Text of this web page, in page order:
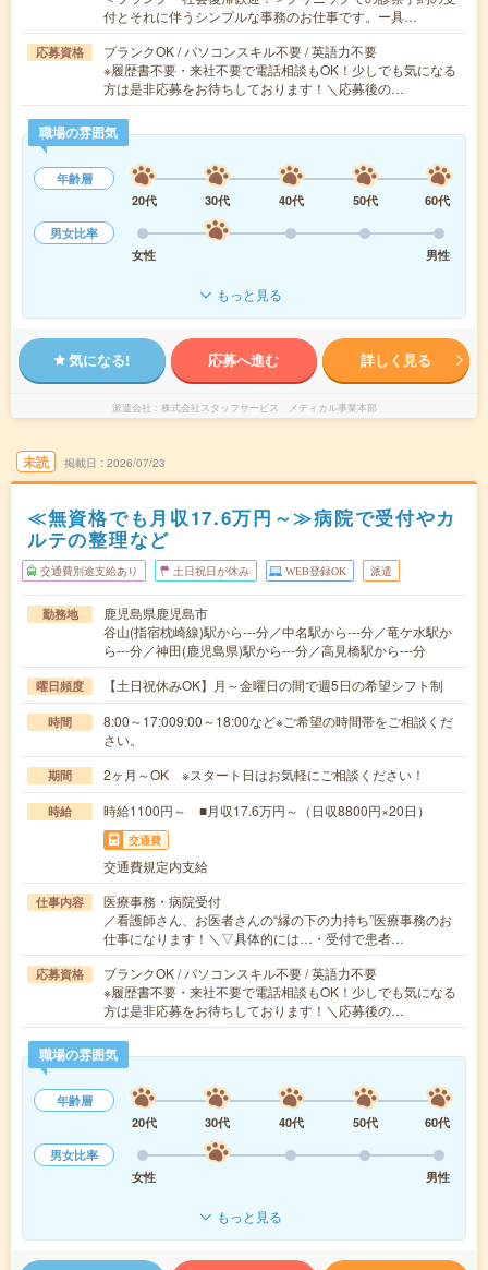
付とそれに伴うシンプルな事務のお仕事です。ー具…
応募資格
ブランクOK / パソコンスキル不要 / 英語力不要
※履歴書不要・来社不要で電話相談もOK！少しでも気になる
方は是非応募をお待ちしております！＼応募後の…
職場の雰囲気
年齢層
20代
30代 40代 50代
60代
男女比率
女性
男性
もっと見る
気になる! 応募へ進む 詳しく見る
派遣会社 株式会社スタッフサービス メディカル事業本部
未読 掲載日 2026/07/23
≪無資格でも月収17.6万円～≫病院で受付やカ
ルテの整理など
交通費別途支給あり 土日祝日が休み WEB登録OK 派遣
勤務地
鹿児島県鹿児島市
谷山(指宿枕崎線)駅から---分／中名駅から---分／竜ケ水駅か
ら---分／神田(鹿児島県)駅から---分／高見橋駅から---分
曜日頻度 【土日祝休みOK】月～金曜日の間で週5日の希望シフト制
時間
8:00～17:009:00～18:00など※ご希望の時間帯をご相談くだ
さい。
期間 2ヶ月～OK ※スタート日はお気軽にご相談ください！
時給 時給1100円～ ■月収17.6万円～（日収8800円×20日）
交通費
交通費規定内支給
仕事内容
医療事務・病院受付
／看護師さん、お医者さんの“縁の下の力持ち”医療事務のお
仕事になります！＼▽具体的には…・受付で患者…
応募資格
ブランクOK / パソコンスキル不要 / 英語力不要
※履歴書不要・来社不要で電話相談もOK！少しでも気になる
方は是非応募をお待ちしております！＼応募後の…
職場の雰囲気
年齢層
20代
30代 40代 50代
60代
男女比率
女性
男性
もっと見る